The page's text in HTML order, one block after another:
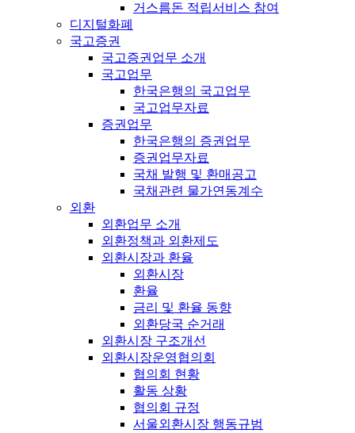
거스름돈 적립서비스 참여
디지털화폐
국고증권
국고증권업무 소개
국고업무
한국은행의 국고업무
국고업무자료
증권업무
한국은행의 증권업무
증권업무자료
국채 발행 및 환매공고
국채관련 물가연동계수
외환
외환업무 소개
외환정책과 외환제도
외환시장과 환율
외환시장
환율
금리 및 환율 동향
외환당국 순거래
외환시장 구조개선
외환시장운영협의회
협의회 현황
활동 상황
협의회 규정
서울외환시장 행동규범